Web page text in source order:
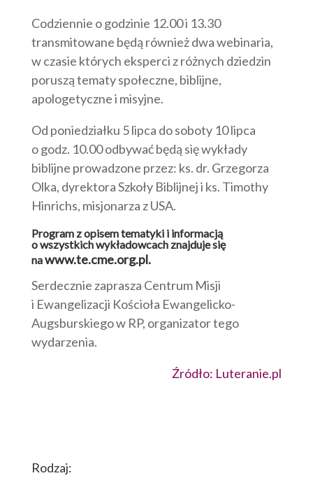
Codziennie o godzinie 12.00 i 13.30
transmitowane będą również dwa webinaria,
w czasie których eksperci z różnych dziedzin
poruszą tematy społeczne, biblijne,
apologetyczne i misyjne.
Od poniedziałku 5 lipca do soboty 10 lipca
o godz. 10.00 odbywać będą się wykłady
biblijne prowadzone przez: ks. dr. Grzegorza
Olka, dyrektora Szkoły Biblijnej i ks. Timothy
Hinrichs, misjonarza z USA.
Program z opisem tematyki i informacją
o wszystkich wykładowcach znajduje się
nawww.te.cme.org.pl.
Serdecznie zaprasza Centrum Misji
i Ewangelizacji Kościoła Ewangelicko-
Augsburskiego w RP, organizator tego
wydarzenia.
Źródło: Luteranie.pl
Rodzaj: